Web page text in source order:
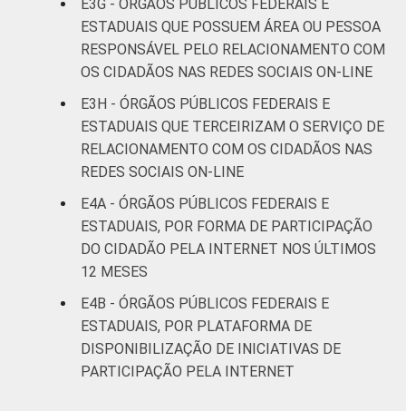
E3G - ÓRGÃOS PÚBLICOS FEDERAIS E
ESTADUAIS QUE POSSUEM ÁREA OU PESSOA
RESPONSÁVEL PELO RELACIONAMENTO COM
OS CIDADÃOS NAS REDES SOCIAIS ON-LINE
E3H - ÓRGÃOS PÚBLICOS FEDERAIS E
ESTADUAIS QUE TERCEIRIZAM O SERVIÇO DE
RELACIONAMENTO COM OS CIDADÃOS NAS
REDES SOCIAIS ON-LINE
E4A - ÓRGÃOS PÚBLICOS FEDERAIS E
ESTADUAIS, POR FORMA DE PARTICIPAÇÃO
DO CIDADÃO PELA INTERNET NOS ÚLTIMOS
12 MESES
E4B - ÓRGÃOS PÚBLICOS FEDERAIS E
ESTADUAIS, POR PLATAFORMA DE
DISPONIBILIZAÇÃO DE INICIATIVAS DE
PARTICIPAÇÃO PELA INTERNET